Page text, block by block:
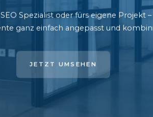
Spezialist oder fürs eigene Projekt
ganz einfach angepasst und
JETZT UMSEHEN